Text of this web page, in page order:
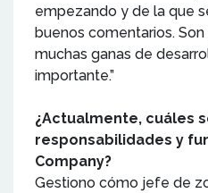
empezando y de la que
buenos comentarios.
muchas ganas de
importante.”
¿Actualmente, cuáles
responsabilidades y
Company?
Gestiono cómo jefe de